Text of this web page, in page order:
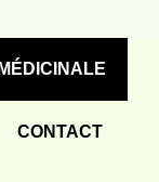
CONTACT